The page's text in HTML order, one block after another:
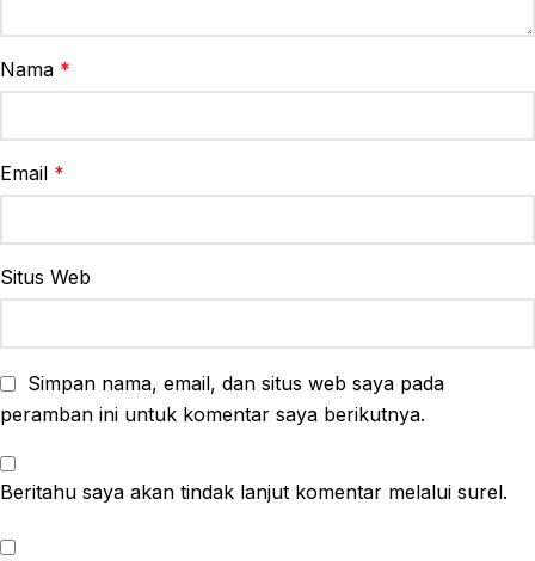
Nama *
Email *
Situs Web
Simpan nama, email, dan situs web saya pada
peramban ini untuk komentar saya berikutnya.
Beritahu saya akan tindak lanjut komentar melalui surel.